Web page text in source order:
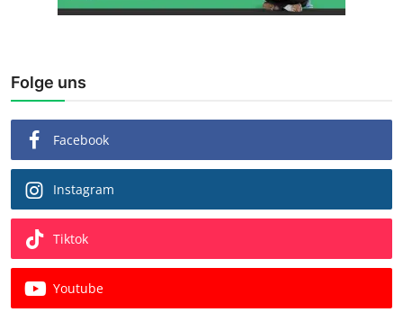
Folge uns
Facebook
Instagram
Tiktok
Youtube